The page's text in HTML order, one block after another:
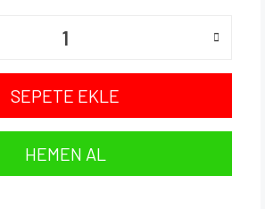
SEPETE EKLE
HEMEN AL